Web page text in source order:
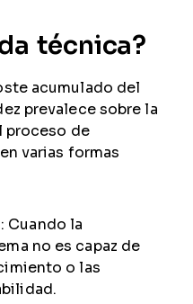
técnica?
acumulado del
prevalece sobre la
proceso de
varias formas
: Cuando la
no es capaz de
o las